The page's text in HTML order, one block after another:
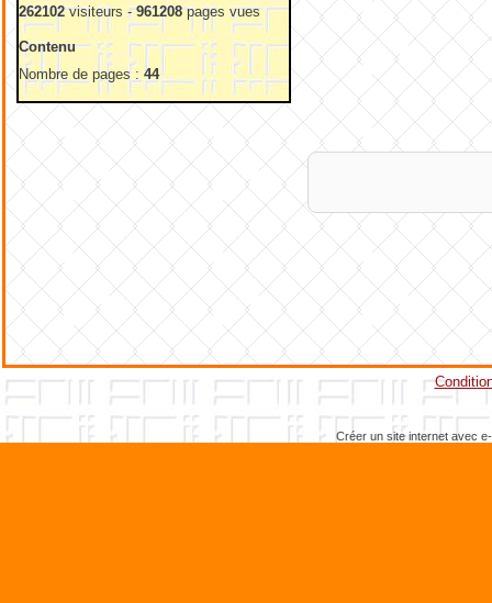
262102visiteurs -961208pages vues
Contenu
Nombre de pages :44
Créer un site internet avec